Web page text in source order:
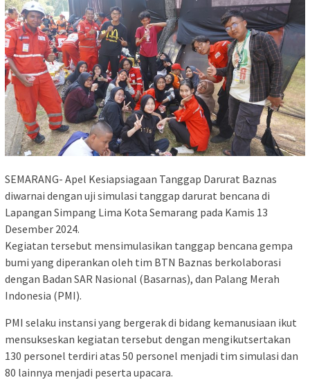
SEMARANG- Apel Kesiapsiagaan Tanggap Darurat Baznas
diwarnai dengan uji simulasi tanggap darurat bencana di
Lapangan Simpang Lima Kota Semarang pada Kamis 13
Desember 2024.
Kegiatan tersebut mensimulasikan tanggap bencana gempa
bumi yang diperankan oleh tim BTN Baznas berkolaborasi
dengan Badan SAR Nasional (Basarnas), dan Palang Merah
Indonesia (PMI).
PMI selaku instansi yang bergerak di bidang kemanusiaan ikut
mensukseskan kegiatan tersebut dengan mengikutsertakan
130 personel terdiri atas 50 personel menjadi tim simulasi dan
80 lainnya menjadi peserta upacara.